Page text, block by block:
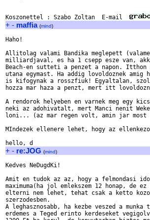
Koszonettel : Szabo Zoltan  E-mail
+ - maffia (mind)
Haho!
Allitolag valami Bandika meglepett
milliardjaval, es ha 1 csepp esze van,
Beach-en sutteti a penzet a napon.
utana egymast. Ha addig lovoldoznek amig
is kifogynak a rosszfiuk! Egyaltalan,
hozza mar haza a penzt, mert itt
A rendorok helyeben en varnek meg egy
neki az adohivatalt, mert Manci nenit
loni... (az mar regen volt, amin jar most
MIndezek ellenere lehet, hogy az
+ - re:JOG (mind)
Kedves NeDugdKi!
Amit en tudok az az, hogy a felmondasi
maximuma(ha jol emlekszem 12 honap, de
elterni nem lehet, tehat csak a ketto
szerzodesben.
A leghasznosabb, ha kezbe veszed a
erdemes a Teged erinto kerdeseket